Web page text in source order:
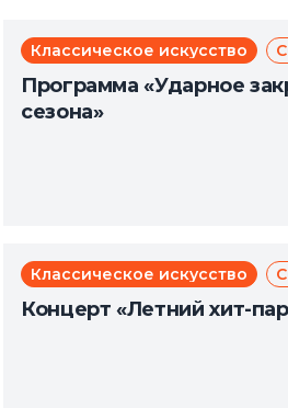
Классическое искусство
Программа «Ударное
сезона»
Классическое искусство
Концерт «Летний хит-